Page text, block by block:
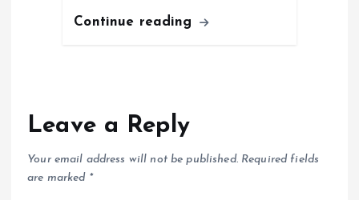
Continue reading
Leave a Reply
Your email address will not be published. Required fields
are marked *